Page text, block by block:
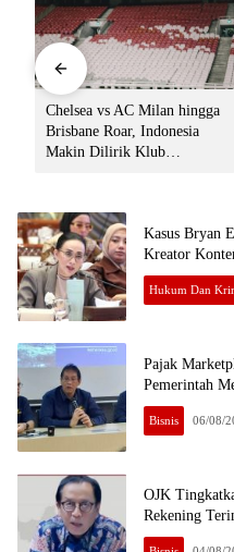
Bola
Chelsea vs AC Milan hingga
Brisbane Roar, Indonesia
Makin Dilirik Klub
Kasus Bryan
Kreator
Hukum Dan
Pajak
Pemerintah
Bisnis 06/08/
OJK
Rekening